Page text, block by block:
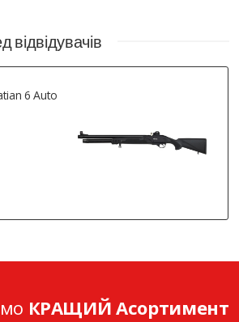
відвідувачів
6 Auto
КРАЩИЙ Асортимент